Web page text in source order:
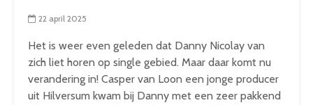
22 april 2025
Het is weer even geleden dat Danny Nicolay van
zich liet horen op single gebied. Maar daar komt nu
verandering in! Casper van Loon een jonge producer
uit Hilversum kwam bij Danny met een zeer pakkend